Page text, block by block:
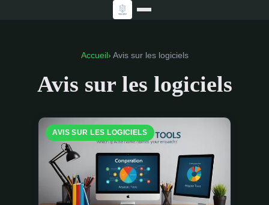
Accueil › Avis sur les logiciels
Avis sur les logiciels
AVIS SUR LES LOGICIELS